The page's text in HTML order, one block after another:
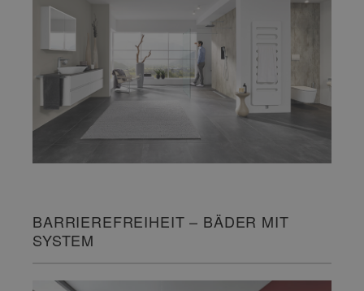
BARRIEREFREIHEIT – BÄDER MIT
SYSTEM